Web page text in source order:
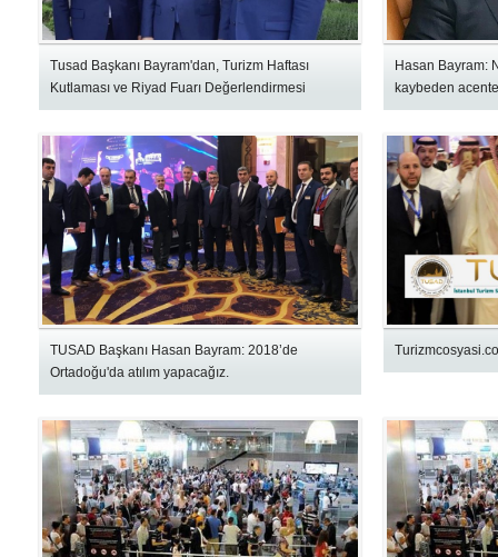
Tusad Başkanı Bayram'dan, Turizm Haftası
Kutlaması ve Riyad Fuarı Değerlendirmesi
Hasan Bayram:
kaybeden
TUSAD Başkanı Hasan Bayram: 2018’de
Ortadoğu'da atılım yapacağız.